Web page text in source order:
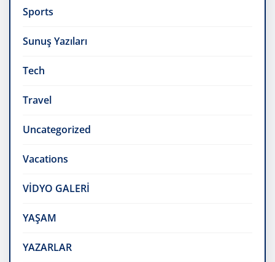
Sports
Sunuş Yazıları
Tech
Travel
Uncategorized
Vacations
VİDYO GALERİ
YAŞAM
YAZARLAR